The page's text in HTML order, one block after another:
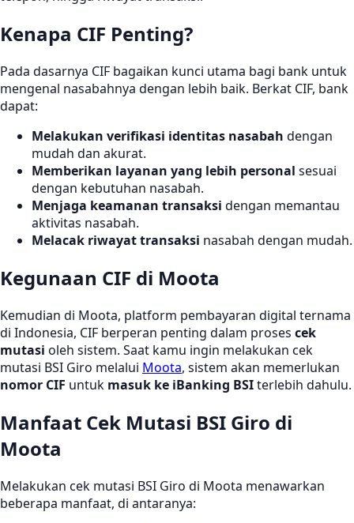
Kenapa CIF Penting?
Pada dasarnya CIF bagaikan kunci utama bagi bank untuk
mengenal nasabahnya dengan lebih baik. Berkat CIF, bank
dapat:
Melakukan verifikasi identitas nasabah dengan
mudah dan akurat.
Memberikan layanan yang lebih personal sesuai
dengan kebutuhan nasabah.
Menjaga keamanan transaksi dengan memantau
aktivitas nasabah.
Melacak riwayat transaksi nasabah dengan mudah.
Kegunaan CIF di Moota
Kemudian di Moota, platform pembayaran digital ternama
di Indonesia, CIF berperan penting dalam proses cek
mutasi oleh sistem. Saat kamu ingin melakukan cek
mutasi BSI Giro melalui Moota, sistem akan memerlukan
nomor CIF untuk masuk ke iBanking BSIterlebih dahulu.
Manfaat Cek Mutasi BSI Giro di
Moota
Melakukan cek mutasi BSI Giro di Moota menawarkan
beberapa manfaat, di antaranya: